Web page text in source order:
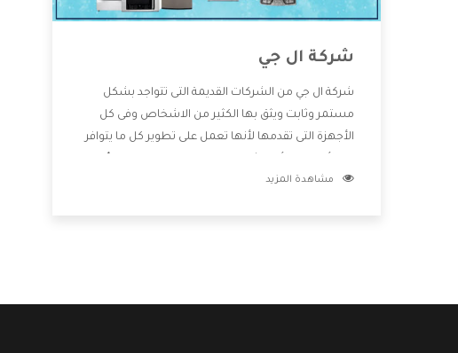
شركة ال جي
شركة ال جي من الشركات القديمة التى تتواجد بشكل
مستمر وثابت ويثق بها الكثير من الاشخاص وفى كل
الأجهزة التى تقدمها لأنها تعمل على تطوير كل ما يتوافر
خدمات ما بعد البيع مع المنتجات وتقدم للعملاء أقوى
مشاهدة المزيد